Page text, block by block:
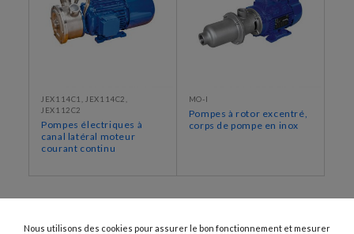
JEX114C1, JEX114C2,
JEX112C2
Pompes électriques à
canal latéral moteur
courant continu
MO-I
Pompes à rotor excentré,
corps de pompe en inox
Nous utilisons des cookies pour assurer le bon fonctionnement et mesurer